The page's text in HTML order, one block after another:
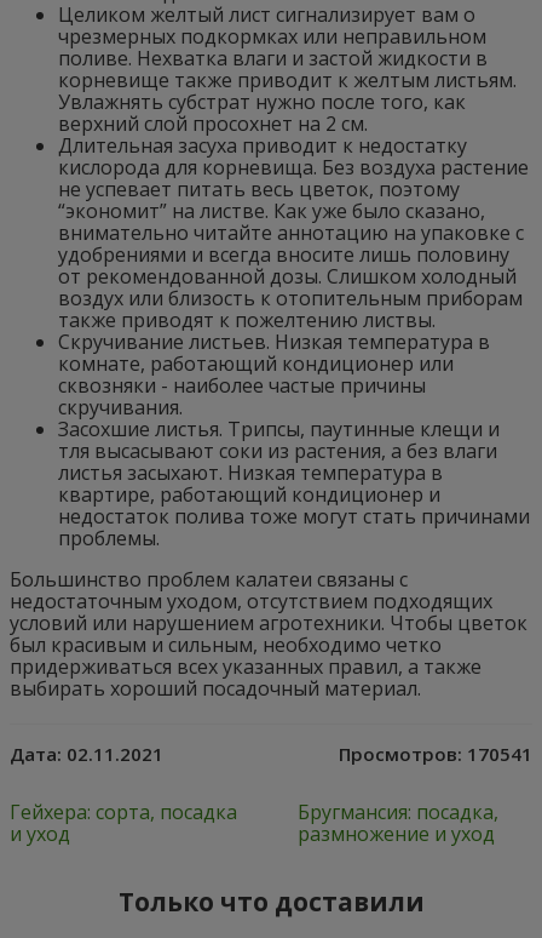
Целиком желтый лист сигнализирует вам о
чрезмерных подкормках или неправильном
поливе. Нехватка влаги и застой жидкости в
корневище также приводит к желтым листьям.
Увлажнять субстрат нужно после того, как
верхний слой просохнет на 2 см.
Длительная засуха приводит к недостатку
кислорода для корневища. Без воздуха растение
не успевает питать весь цветок, поэтому
“экономит” на листве. Как уже было сказано,
внимательно читайте аннотацию на упаковке с
удобрениями и всегда вносите лишь половину
от рекомендованной дозы. Слишком холодный
воздух или близость к отопительным приборам
также приводят к пожелтению листвы.
Скручивание листьев. Низкая температура в
комнате, работающий кондиционер или
сквозняки - наиболее частые причины
скручивания.
Засохшие листья. Трипсы, паутинные клещи и
тля высасывают соки из растения, а без влаги
листья засыхают. Низкая температура в
квартире, работающий кондиционер и
недостаток полива тоже могут стать причинами
проблемы.
Большинство проблем калатеи связаны с
недостаточным уходом, отсутствием подходящих
условий или нарушением агротехники. Чтобы цветок
был красивым и сильным, необходимо четко
придерживаться всех указанных правил, а также
выбирать хороший посадочный материал.
Дата: 02.11.2021 Просмотров: 170541
Гейхера: сорта, посадка
и уход
Бругмансия: посадка,
размножение и уход
Только что доставили